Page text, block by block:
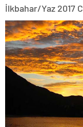
İlkbahar/Yaz 2017